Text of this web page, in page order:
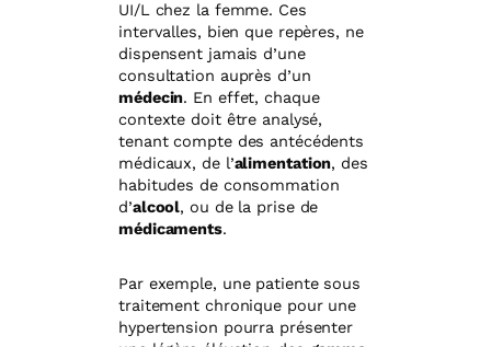
UI/L chez la femme. Ces
intervalles, bien que repères, ne
dispensent jamais d’une
consultation auprès d’un
médecin. En effet, chaque
contexte doit être analysé,
tenant compte des antécédents
médicaux, de l’alimentation, des
habitudes de consommation
d’alcool, ou de la prise de
médicaments.
Par exemple, une patiente sous
traitement chronique pour une
hypertension pourra présenter